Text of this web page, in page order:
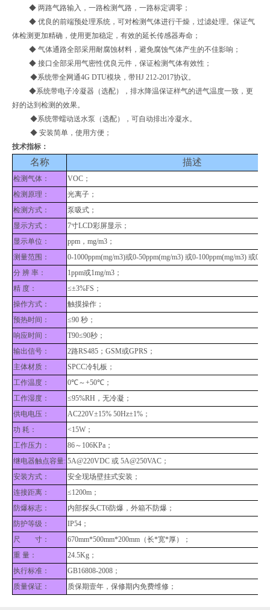
◆ 两路气路输入，一路检测气路，一路标定调零；
◆ 优良的前端预处理系统，可对检测气体进行干燥，过滤处理。保证气
体检测更加精确，使用更加稳定，有效的延长传感器寿命；
◆ 气体通路全部采用耐腐蚀材料，避免腐蚀气体产生的不佳影响；
◆ 接口全部采用气密性优良元件，保证检测气体有效性；
◆系统带全网通4G DTU模块，带HJ 212-2017协议。
◆系统带电子冷凝器（选配），排水降温保证样气的进气温度一致，更
好的达到检测的效果。
◆系统带蠕动送水泵（选配），可自动排出冷凝水。
◆ 安装简单，使用方便；
技术指标：
名称 描述
检测气体：
VOC；
检测原理：
光离子；
检测方式：
泵吸式 ；
显示方式：
7寸LCD彩屏显示；
显示单位：
ppm，mg/m3；
测量范围：
0-1000ppm(mg/m3)或0-50ppm(mg/m3) 或0-100ppm(mg/m3) 或0-
分 辨 率：
1ppm或1mg/m3；
精 度：
≤±3%FS；
操作方式：
触摸操作；
预热时间：
≤90 秒；
响应时间：
T90≤90秒；
输出信号：
2路RS485；GSM或GPRS；
主体材质：
SPCC冷轧板；
工作温度：
0℃～+50℃；
工作湿度：
≤95%RH，无冷凝；
供电电压：
AC220V±15% 50Hz±1%；
功 耗：
<15W；
工作压力：
86～106KPa；
继电器触点容量: 5A@220VDC 或 5A@250VAC；
安装方式：
安全现场壁挂式安装；
连接距离：
≤1200m ；
防爆标志：
内部探头CT6防爆，外箱不防爆；
防护等级：
IP54；
尺 寸：
670mm*500mm*200mm（长*宽*厚）
；
重 量：
24.5Kg；
执行标准：
GB16808-2008；
质量保证：
质保期壹年，保修期内免费维修；